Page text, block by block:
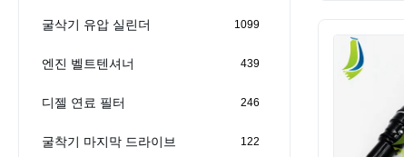
굴삭기 유압 실린더 1099
엔진 벨트텐셔너 439
디젤 연료 필터 246
굴착기 마지막 드라이브 122